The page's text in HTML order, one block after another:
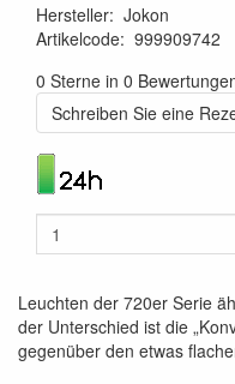
Hersteller: Jokon
Artikelcode: 999909742
0 Sterne in 0
Schreiben Sie eine
Leuchten der 720er Serie
der Unterschied ist die
gegenüber den etwas